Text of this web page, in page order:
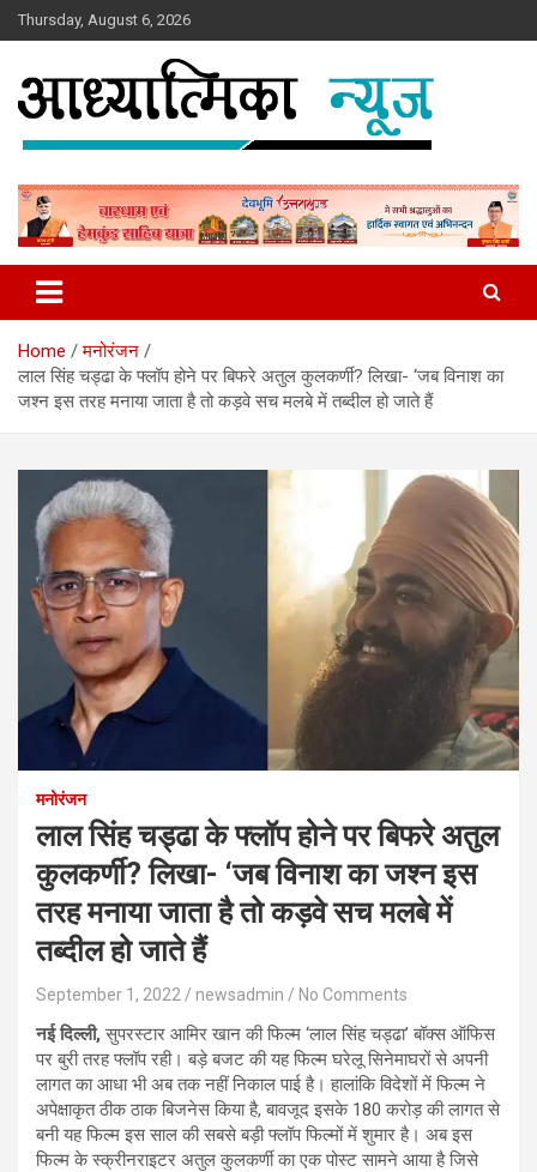
Skip
to
Thursday, August 6, 2026
Aadhyatmika News
Home
मनोरंजन
लाल सिंह चड्ढा के फ्लॉप होने पर बिफरे अतुल कुलकर्णी? लिखा- ‘जब विनाश का
जश्न इस तरह मनाया जाता है तो कड़वे सच मलबे में तब्दील हो जाते हैं
मनोरंजन
लाल सिंह चड्ढा के फ्लॉप होने पर बिफरे अतुल
कुलकर्णी? लिखा- ‘जब विनाश का जश्न इस
तरह मनाया जाता है तो कड़वे सच मलबे में
तब्दील हो जाते हैं
September 1, 2022 newsadmin No Comments
नई दिल्ली,सुपरस्टार आमिर खान की फिल्म ‘लाल सिंह चड्ढा’ बॉक्स ऑफिस
पर बुरी तरह फ्लॉप रही। बड़े बजट की यह फिल्म घरेलू सिनेमाघरों से अपनी
लागत का आधा भी अब तक नहीं निकाल पाई है। हालांकि विदेशों में फिल्म ने
अपेक्षाकृत ठीक ठाक बिजनेस किया है, बावजूद इसके 180 करोड़ की लागत से
बनी यह फिल्म इस साल की सबसे बड़ी फ्लॉप फिल्मों में शुमार है। अब इस
फिल्म के स्क्रीनराइटर अतुल कुलकर्णी का एक पोस्ट सामने आया है जिसे